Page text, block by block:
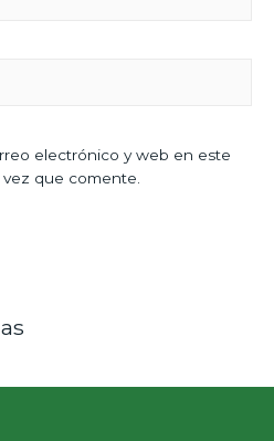
electrónico y web en este
vez que comente.